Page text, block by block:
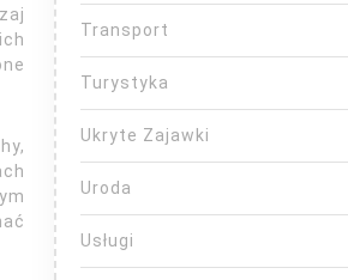
Transport
Turystyka
Ukryte Zajawki
Uroda
Usługi